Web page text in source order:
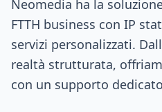
Neomedia ha la
FTTH business con IP
servizi personalizzati.
realtà strutturata,
con un supporto